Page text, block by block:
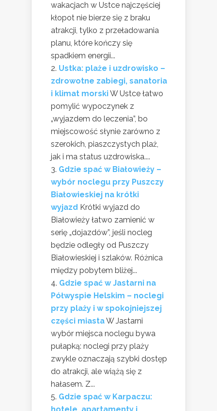
wakacjach w Ustce najczęściej
kłopot nie bierze się z braku
atrakcji, tylko z przeładowania
planu, które kończy się
spadkiem energii...
Ustka: plaże i uzdrowisko –
zdrowotne zabiegi, sanatoria
i klimat morskiW Ustce łatwo
pomylić wypoczynek z
„wyjazdem do leczenia”, bo
miejscowość słynie zarówno z
szerokich, piaszczystych plaż,
jak i ma status uzdrowiska....
Gdzie spać w Białowieży –
wybór noclegu przy Puszczy
Białowieskiej na krótki
wyjazd Krótki wyjazd do
Białowieży łatwo zamienić w
serię „dojazdów”, jeśli nocleg
będzie odległy od Puszczy
Białowieskiej i szlaków. Różnica
między pobytem bliżej...
Gdzie spać w Jastarni na
Półwyspie Helskim – noclegi
przy plaży i w spokojniejszej
części miastaW Jastarni
wybór miejsca noclegu bywa
pułapką: noclegi przy plaży
zwykle oznaczają szybki dostęp
do atrakcji, ale wiążą się z
hałasem. Z...
Gdzie spać w Karpaczu: